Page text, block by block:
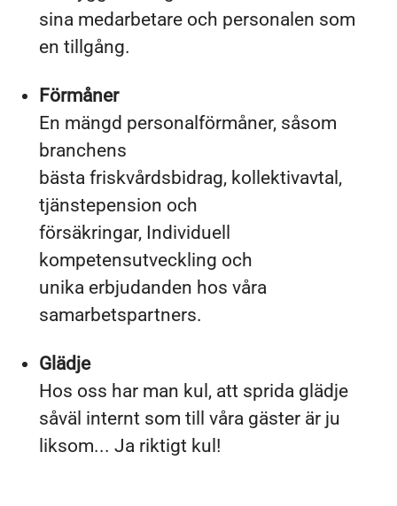
sina medarbetare och personalen som
en tillgång.
Förmåner
En mängd personalförmåner, såsom
branchens
bästa friskvårdsbidrag, kollektivavtal,
tjänstepension och
försäkringar, Individuell
kompetensutveckling och
unika erbjudanden hos våra
samarbetspartners.
Glädje
Hos oss har man kul, att sprida glädje
såväl internt som till våra gäster är ju
liksom... Ja riktigt kul!